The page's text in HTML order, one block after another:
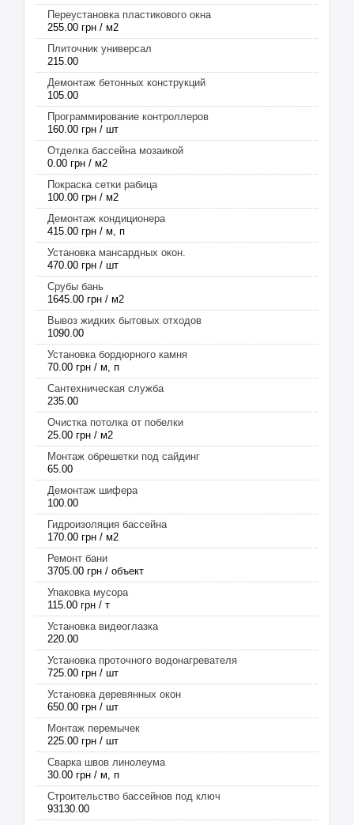
Переустановка пластикового окна
255.00 грн / м2
Плиточник универсал
215.00
Демонтаж бетонных конструкций
105.00
Программирование контроллеров
160.00 грн / шт
Отделка бассейна мозаикой
0.00 грн / м2
Покраска сетки рабица
100.00 грн / м2
Демонтаж кондиционера
415.00 грн / м, п
Установка мансардных окон.
470.00 грн / шт
Срубы бань
1645.00 грн / м2
Вывоз жидких бытовых отходов
1090.00
Установка бордюрного камня
70.00 грн / м, п
Сантехническая служба
235.00
Очистка потолка от побелки
25.00 грн / м2
Монтаж обрешетки под сайдинг
65.00
Демонтаж шифера
100.00
Гидроизоляция бассейна
170.00 грн / м2
Ремонт бани
3705.00 грн / объект
Упаковка мусора
115.00 грн / т
Установка видеоглазка
220.00
Установка проточного водонагревателя
725.00 грн / шт
Установка деревянных окон
650.00 грн / шт
Монтаж перемычек
225.00 грн / шт
Сварка швов линолеума
30.00 грн / м, п
Строительство бассейнов под ключ
93130.00